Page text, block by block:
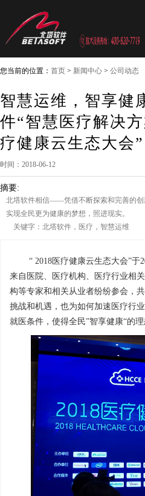
您当前的位置： 首页 > 新闻中心 > 公司动态
智慧运维，智享
件“智慧医疗解决
疗健康云生态大会”
时间：2018-06-12
摘要:
北塔软件相信——凭借不断探索和完善的创
实现全民更为健康的梦想，照进现实。
关键字：北塔软件，医疗，智慧运维
“ 2018医疗健康云生态大会”于
来自医院、医疗机构、医疗行业相
构等专家和相关从业者纷纷参会，
挑战和机遇，也为如何加速医疗行
就医条件，使得全民”智享健康“的理